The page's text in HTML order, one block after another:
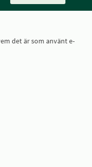
det är som använt e-